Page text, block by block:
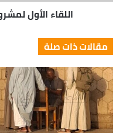
اللقاء الأول
مقالات ذات صلة